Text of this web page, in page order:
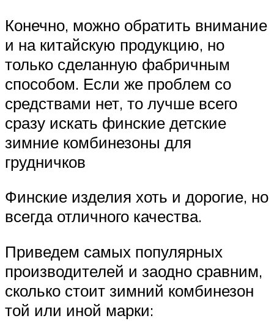
Конечно, можно обратить внимание
и на китайскую продукцию, но
только сделанную фабричным
способом. Если же проблем со
средствами нет, то лучше всего
сразу искать финские детские
зимние комбинезоны для
грудничков
Финские изделия хоть и дорогие, но
всегда отличного качества.
Приведем самых популярных
производителей и заодно сравним,
сколько стоит зимний комбинезон
той или иной марки: